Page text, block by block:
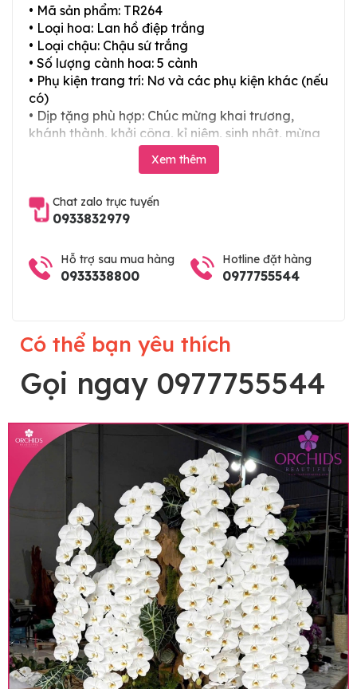
• Mã sản phẩm: TR264
• Loại hoa: Lan hồ điệp trắng
• Loại chậu: Chậu sứ trắng
• Số lượng cành hoa: 5 cành
• Phụ kiện trang trí: Nơ và các phụ kiện khác (nếu
có)
• Dịp tặng phù hợp: Chúc mừng khai trương,
khánh thành, khởi công, kỉ niệm, sinh nhật, mừng
thọ, mừng cưới, tân gia và các ngày lễ tết trong
Lưu ý trước khi đặt hàng
• Về cây hoa: Một chậu hoa lan hồ điệp đẹp và
hoàn chỉnh sẽ được phối ghép từ nhiều cây hoa
và tạo dáng hoàn toàn thủ công nên có thể sẽ
khác nhau đôi chút giữa sản phẩm thực tế và
Xem thêm
Chat zalo trực tuyến
0933832979
Hỗ trợ sau mua hàng
0933338800
Hotline đặt hàng
0977755544
Có thể bạn yêu thích
Gọi ngay 0977755544